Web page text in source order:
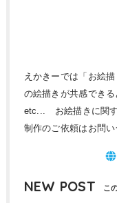
えかきーでは「お絵
の絵描きが共感でき
etc... お絵描きに関す
制作のご依頼はお問い
NEW POST